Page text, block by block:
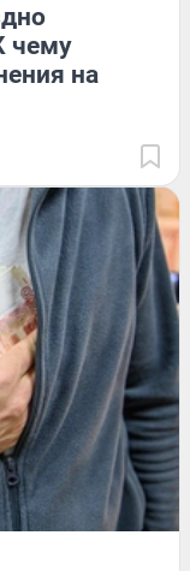
чему
на